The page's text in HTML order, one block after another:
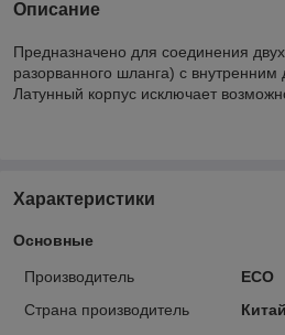
Описание
Предназначено для соединения
разорванного шланга) с
Латунный корпус исключает
Характеристики
Основные
Производитель
ECO
Страна производитель
Китай